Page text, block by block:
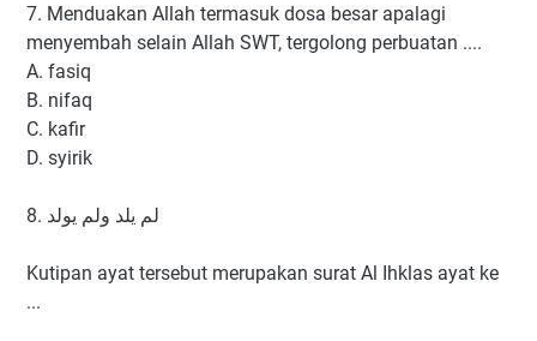
7. Menduakan Allah termasuk dosa besar apalagi
menyembah selain Allah SWT, tergolong perbuatan ....
A. fasiq
B. nifaq
C. kafir
D. syirik
لم يلد ولم يولد .8
Kutipan ayat tersebut merupakan surat Al Ihklas ayat ke
...